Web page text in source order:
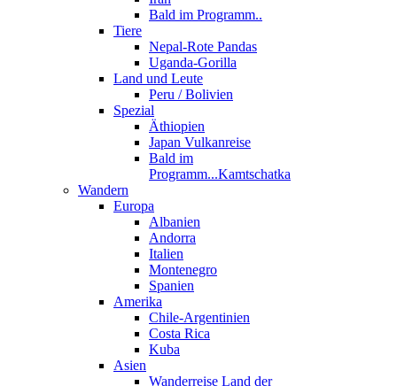
Bald im Programm..
Tiere
Nepal-Rote Pandas
Uganda-Gorilla
Land und Leute
Peru / Bolivien
Spezial
Äthiopien
Japan Vulkanreise
Bald im
Programm...Kamtschatka
Wandern
Europa
Albanien
Andorra
Italien
Montenegro
Spanien
Amerika
Chile-Argentinien
Costa Rica
Kuba
Asien
Wanderreise Land der